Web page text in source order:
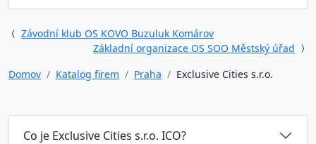
Závodní klub OS KOVO Buzuluk Komárov
Základní organizace OS SOO Městský úřad
Domov
Katalog firem Praha Exclusive Cities s.r.o.
Co je Exclusive Cities s.r.o. ICO?